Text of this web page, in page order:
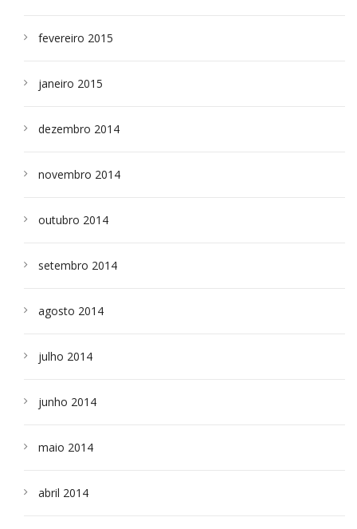
fevereiro 2015
janeiro 2015
dezembro 2014
novembro 2014
outubro 2014
setembro 2014
agosto 2014
julho 2014
junho 2014
maio 2014
abril 2014